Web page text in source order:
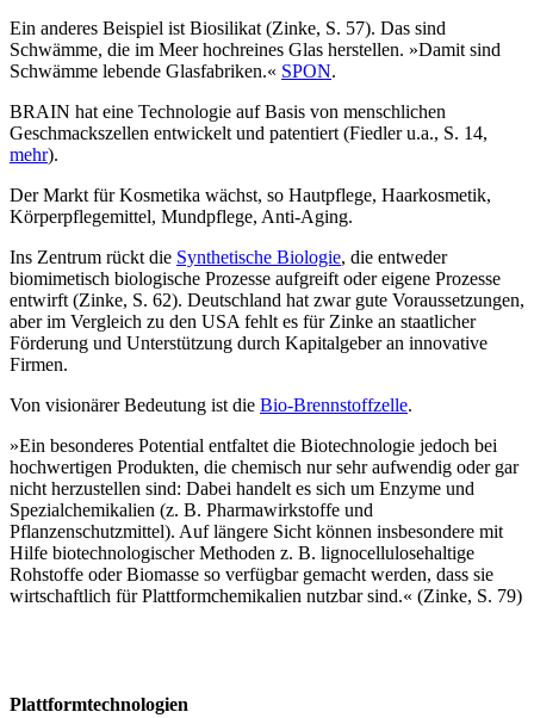
Ein anderes Beispiel ist Biosilikat (Zinke, S. 57). Das sind
Schwämme, die im Meer hochreines Glas herstellen. »Damit sind
Schwämme lebende Glasfabriken.« SPON.
BRAIN hat eine Technologie auf Basis von menschlichen
Geschmackszellen entwickelt und patentiert (Fiedler u.a., S. 14,
mehr).
Der Markt für Kosmetika wächst, so Hautpflege, Haarkosmetik,
Körperpflegemittel, Mundpflege, Anti-Aging.
Ins Zentrum rückt die Synthetische Biologie, die entweder
biomimetisch biologische Prozesse aufgreift oder eigene Prozesse
entwirft (Zinke, S. 62). Deutschland hat zwar gute Voraussetzungen,
aber im Vergleich zu den USA fehlt es für Zinke an staatlicher
Förderung und Unterstützung durch Kapitalgeber an innovative
Firmen.
Von visionärer Bedeutung ist die Bio-Brennstoffzelle.
»Ein besonderes Potential entfaltet die Biotechnologie jedoch bei
hochwertigen Produkten, die chemisch nur sehr aufwendig oder gar
nicht herzustellen sind: Dabei handelt es sich um Enzyme und
Spezialchemikalien (z. B. Pharmawirkstoffe und
Pflanzenschutzmittel). Auf längere Sicht können insbesondere mit
Hilfe biotechnologischer Methoden z. B. lignocellulosehaltige
Rohstoffe oder Biomasse so verfügbar gemacht werden, dass sie
wirtschaftlich für Plattformchemikalien nutzbar sind.« (Zinke, S. 79)
Plattformtechnologien